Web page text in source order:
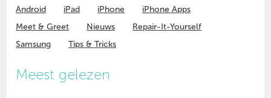
Android iPad iPhone
iPhone Apps
Meet & Greet
Nieuws
Repair-It-Yourself
Samsung
Tips & Tricks
Meest gelezen